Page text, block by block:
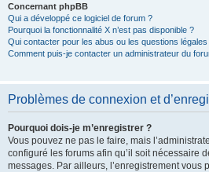
Concernant phpBB
Qui a développé ce logiciel de forum ?
Pourquoi la fonctionnalité X n’est pas disponible ?
Qui contacter pour les abus ou les questions
Comment puis-je contacter un administrateur du
Problèmes de connexion et
Pourquoi dois-je m’enregistrer ?
Vous pouvez ne pas le faire, mais
configuré les forums afin qu’il soit nécessaire
messages. Par ailleurs, l’enregistrement vous